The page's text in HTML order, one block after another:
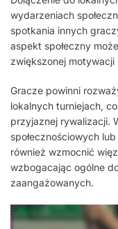
wydarzeniach
spotkania innych
aspekt społeczny
zwiększonej motywacji
Gracze powinni
lokalnych turniejach,
przyjaznej rywalizacji.
społecznościowych
również wzmocnić
wzbogacając ogólne
zaangażowanych.